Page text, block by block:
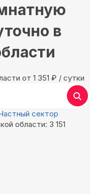
в
oт 1 351 ₽ / сутки
сектор
области: 3 151